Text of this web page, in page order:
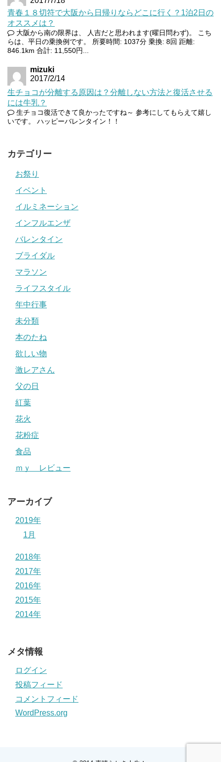
青春１８切符で大阪から日帰りならどこに行く？1泊2日の
オススメは？
大阪から南の限界は、 人吉だと思われます(曜日問わず)。 こち
らは、平日の乗換例です。 所要時間: 1037分 乗換: 8回 距離:
846.1km 合計: 11,550円...
mizuki
2017/2/14
生チョコが分離する原因は？分離しない方法と復活させる
には牛乳？
生チョコ復活できて良かったですね～ 参考にしてもらえて嬉し
いです。 ハッピーバレンタイン！！
カテゴリー
お祭り
イベント
イルミネーション
インフルエンザ
バレンタイン
ブライダル
マラソン
ライフスタイル
年中行事
未分類
本のたね
欲しい物
激レアさん
父の日
紅葉
花火
花粉症
食品
ｍｙ レビュー
アーカイブ
2019年
1月
2018年
2017年
2016年
2015年
2014年
メタ情報
ログイン
投稿フィード
コメントフィード
WordPress.org